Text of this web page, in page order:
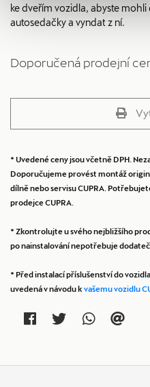
ke dveřím vozidla, abyste
autosedačky a vyndat z ní.
Doporučená prodejní
* Uvedené ceny jsou včetně DPH.
Doporučujeme provést montáž
dílně nebo servisu CUPRA.
prodejce CUPRA.
* Zkontrolujte u svého nejbližšího
po nainstalování nepotřebuje
* Před instalací příslušenství do
uvedená v návodu k vašemu vozidlu